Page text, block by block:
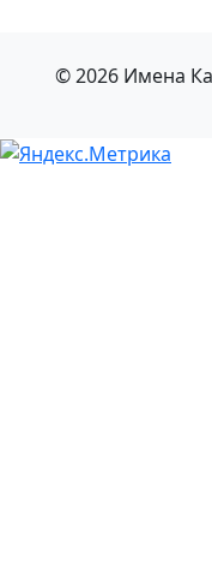
© 2026 Имена